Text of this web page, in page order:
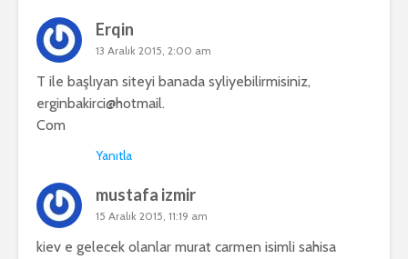
Erqin
13 Aralık 2015, 2:00 am
T ile başlıyan siteyi banada syliyebilirmisiniz,
erginbakirci@hotmail.
Com
Yanıtla
mustafa izmir
15 Aralık 2015, 11:19 am
kiev e gelecek olanlar murat carmen isimli sahisa